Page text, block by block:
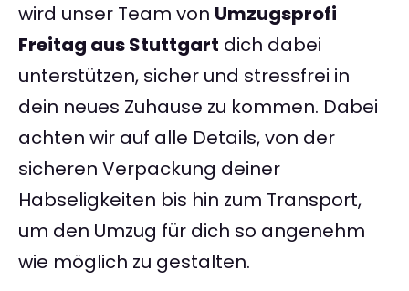
wird unser Team von Umzugsprofi
Freitag aus Stuttgart dich dabei
unterstützen, sicher und stressfrei in
dein neues Zuhause zu kommen. Dabei
achten wir auf alle Details, von der
sicheren Verpackung deiner
Habseligkeiten bis hin zum Transport,
um den Umzug für dich so angenehm
wie möglich zu gestalten.